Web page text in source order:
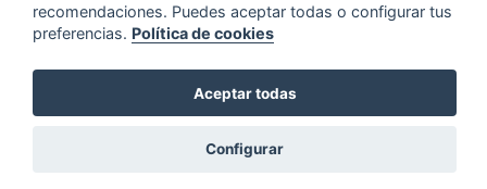
¿Son legales las pedagogías alternativas?
Descubre las respuestas en
Otra educación ya es
posible
recomendaciones. Puedes aceptar todas o configurar tus
preferencias. Política de cookies
Aceptar todas
Configurar